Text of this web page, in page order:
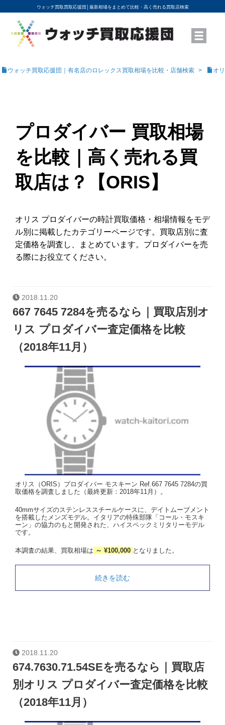
ウォッチ買取買取応援団│ 最新相場をまとめて比較・高く売れる買取店検索
YouTubeで動画を公開中
ROLEXモデル名から買取相場を調べる
高級時計ブランド名から買取相場を調べる
地域から買取店を探す
店舗名から買取店を探す
ブランド時計を高く売る方法
買取査定を依頼する
ウォッチ買取応援団｜有名店のロレックス買取相場を比較・店舗検索 オ
プロダイバー 買取相場
を比較｜高く売れる買
取店は？【ORIS】
オリス プロダイバーの時計買取価格・相場情報をモデ
ル別に掲載したカテゴリーページです。買取店別に査
定価格を調査し、まとめています。プロダイバーを売
る際にお役立てください。
2018.11.20
667 7645 7284を売るなら｜買取店別オ
リス プロダイバー査定価格を比較
（2018年11月）
オリス（ORIS）プロダイバー モスキーン Ref.667 7645 7284の買
取価格を調査しました（最終更新：2018年11月）。
40mmサイズのステンレススチールケースに、デイトムーブメント
を搭載したメンズモデル。イタリアの特殊部隊「コール・モスキ
ーン」の協力のもと開発された、ハイスペックミリタリーモデル
です。
本調査の結果、買取相場は ～ ¥100,000 となりました。
続きを読む
2018.11.20
674.7630.71.54SEを売るなら｜買取店
別オリス プロダイバー査定価格を比較
（2018年11月）